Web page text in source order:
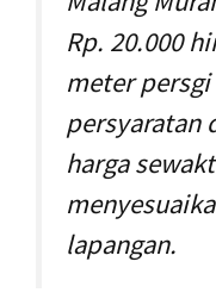
Rp. 20.000
meter
persyaratan
harga
lapangan.